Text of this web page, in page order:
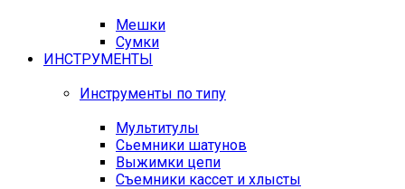
Мешки
Сумки
ИНСТРУМЕНТЫ
Инструменты по типу
Мультитулы
Сьемники шатунов
Выжимки цепи
Съемники кассет и хлысты